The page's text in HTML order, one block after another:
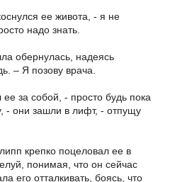
ее живота, - я не
надо знать.
обернулась, надеясь
– Я позову врача.
за собой, - просто будь пока
- они зашли в лифт, - отпущу
крепко поцеловал ее в
понимая, что он сейчас
его отталкивать, боясь, что